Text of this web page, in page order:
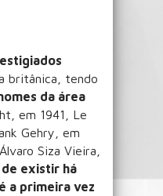
britânica, tendo
da área
em 1941, Le
Gehry, em
Siza Vieira,
de existir há
é a primeira vez